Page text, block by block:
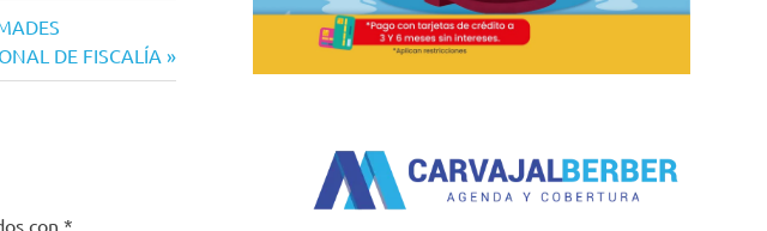
DE FISCALÍA
con *